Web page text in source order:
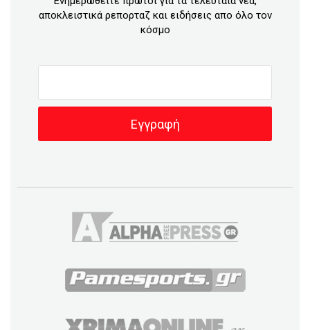
αποκλειστικά ρεπορταζ και ειδήσεις απο όλο τον
κόσμο